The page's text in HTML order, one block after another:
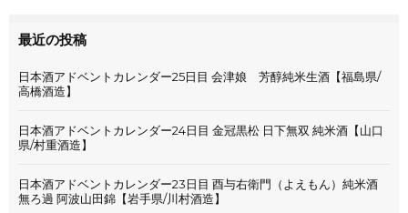
最近の投稿
日本酒アドベントカレンダー25日目 会津娘 芳醇純米生酒【福島県/
高橋酒造】
日本酒アドベントカレンダー24日目 金冠黒松 日下無双 純米酒【山口
県/村重酒造】
日本酒アドベントカレンダー23日目 酉与右衛門（よえもん）純米酒
無ろ過 阿波山田錦【岩手県/川村酒造】